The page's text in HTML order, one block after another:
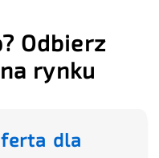
Odbierz
rynku
dla